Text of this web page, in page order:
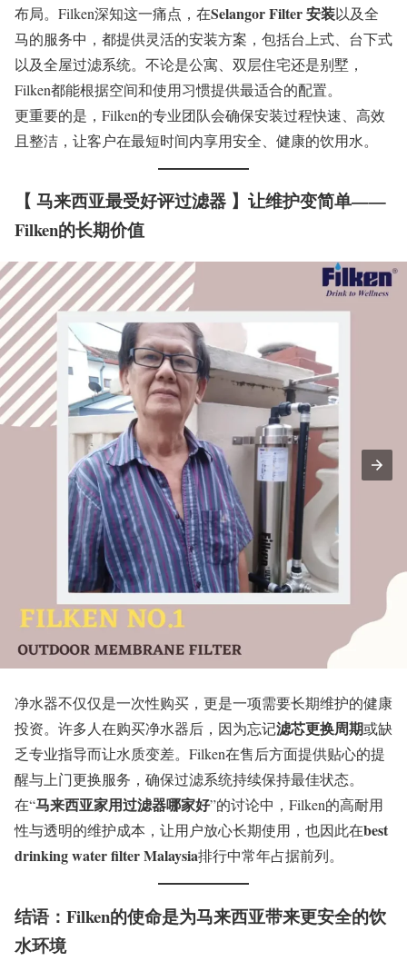
布局。Filken深知这一痛点，在Selangor Filter 安装以及全
马的服务中，都提供灵活的安装方案，包括台上式、台下式
以及全屋过滤系统。不论是公寓、双层住宅还是别墅，
Filken都能根据空间和使用习惯提供最适合的配置。
更重要的是，Filken的专业团队会确保安装过程快速、高效
且整洁，让客户在最短时间内享用安全、健康的饮用水。
【 马来西亚最受好评过滤器 】 让维护变简单——
Filken的长期价值
净水器不仅仅是一次性购买，更是一项需要长期维护的健康
投资。许多人在购买净水器后，因为忘记滤芯更换周期或缺
乏专业指导而让水质变差。Filken在售后方面提供贴心的提
醒与上门更换服务，确保过滤系统持续保持最佳状态。
在“马来西亚家用过滤器哪家好”的讨论中，Filken的高耐用
性与透明的维护成本，让用户放心长期使用，也因此在best
drinking water filter Malaysia排行中常年占据前列。
结语：Filken的使命是为马来西亚带来更安全的饮
水环境